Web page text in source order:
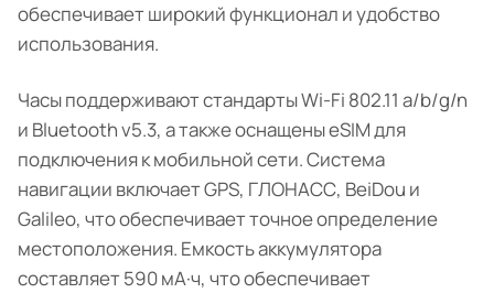
обеспечивает широкий функционал и удобство
использования.
Часы поддерживают стандарты Wi-Fi 802.11 a/b/g/n
и Bluetooth v5.3, а также оснащены eSIM для
подключения к мобильной сети. Система
навигации включает GPS, ГЛОНАСС, BeiDou и
Galileo, что обеспечивает точное определение
местоположения. Емкость аккумулятора
составляет 590 мА·ч, что обеспечивает